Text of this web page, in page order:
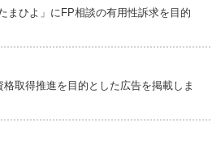
まひよ」にFP相談の有用性訴求を目的
格取得推進を目的とした広告を掲載しま